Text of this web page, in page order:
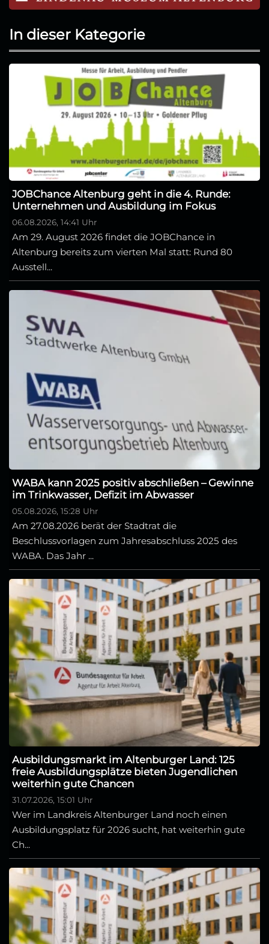
In dieser Kategorie
JOBChance Altenburg geht in die 4. Runde:
Unternehmen und Ausbildung im Fokus
06.08.2026, 14:41 Uhr
Am 29. August 2026 findet die JOBChance in
Altenburg bereits zum vierten Mal statt: Rund 80
Ausstell...
WABA kann 2025 positiv abschließen – Gewinne
im Trinkwasser, Defizit im Abwasser
05.08.2026, 15:28 Uhr
Am 27.08.2026 berät der Stadtrat die
Beschlussvorlagen zum Jahresabschluss 2025 des
WABA. Das Jahr ...
Ausbildungsmarkt im Altenburger Land: 125
freie Ausbildungsplätze bieten Jugendlichen
weiterhin gute Chancen
31.07.2026, 15:01 Uhr
Wer im Landkreis Altenburger Land noch einen
Ausbildungsplatz für 2026 sucht, hat weiterhin gute
Ch...